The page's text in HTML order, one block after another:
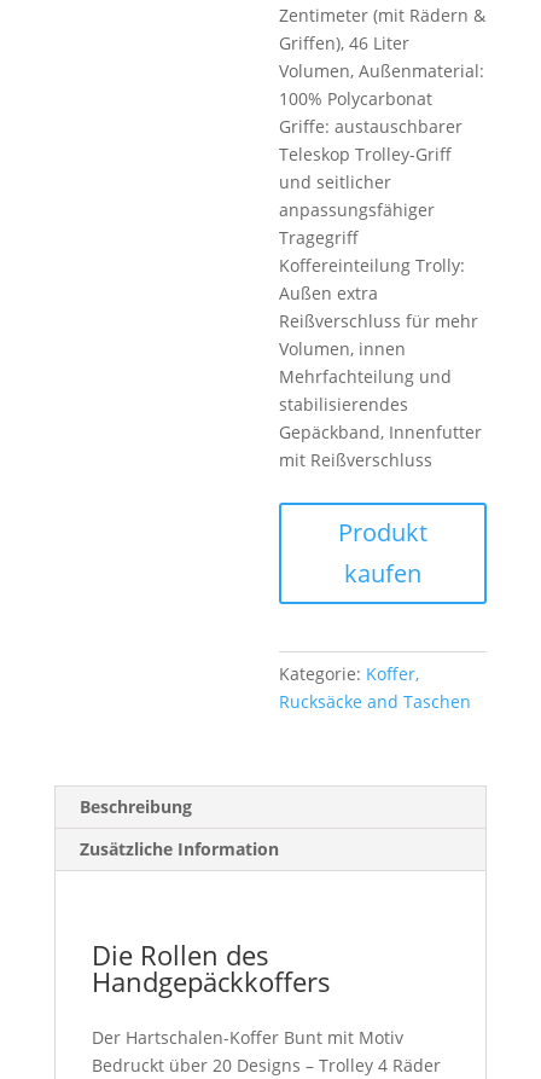
Zentimeter (mit Rädern &
Griffen), 46 Liter
Volumen, Außenmaterial:
100% Polycarbonat
Griffe: austauschbarer
Teleskop Trolley-Griff
und seitlicher
anpassungsfähiger
Tragegriff
Koffereinteilung Trolly:
Außen extra
Reißverschluss für mehr
Volumen, innen
Mehrfachteilung und
stabilisierendes
Gepäckband, Innenfutter
mit Reißverschluss
Produkt
kaufen
Kategorie: Koffer,
Rucksäcke and Taschen
Beschreibung
Zusätzliche Information
Die Rollen des
Handgepäckkoffers
Der Hartschalen-Koffer Bunt mit Motiv
Bedruckt über 20 Designs – Trolley 4 Räder